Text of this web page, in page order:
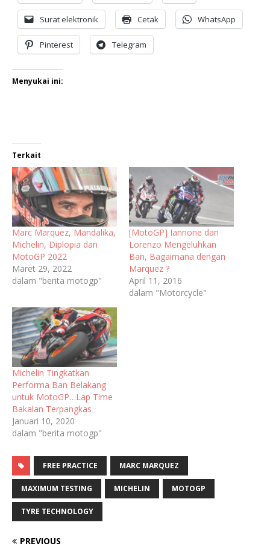
Surat elektronik Cetak WhatsApp
Pinterest Telegram
Menyukai ini:
Terkait
Marc Marquez, Mandalika,
Michelin, Diplopia dan
MotoGP 2022
Maret 29, 2022
dalam "berita motogp"
[MotoGP] Iannone dan
Lorenzo Mengeluhkan
Ban, Bagaimana dengan
Marquez ?
April 11, 2016
dalam "Motorcycle"
Michelin Tingkatkan
Performa Ban Belakang
untuk MotoGP…Lap Time
Bakalan Terpangkas
Januari 10, 2020
dalam "berita motogp"
FREE PRACTICE MARC MARQUEZ
MAXIMUM TESTING MICHELIN MOTOGP
TYRE TECHNOLOGY
PREVIOUS